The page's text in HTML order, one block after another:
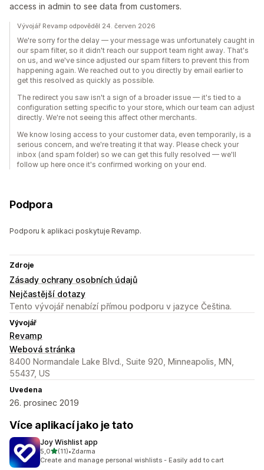
access in admin to see data from customers.
Vývojář Revamp odpověděl 24. červen 2026
We're sorry for the delay — your message was unfortunately caught in
our spam filter, so it didn't reach our support team right away. That's
on us, and we've since adjusted our spam filters to prevent this from
happening again. We reached out to you directly by email earlier to
get this resolved as quickly as possible.
The redirect you saw isn't a sign of a broader issue — it's tied to a
configuration setting specific to your store, which our team can adjust
directly. We're not seeing this affect other merchants.
We know losing access to your customer data, even temporarily, is a
serious concern, and we're treating it that way. Please check your
inbox (and spam folder) so we can get this fully resolved — we'll
follow up here once it's confirmed working on your end.
Podpora
Podporu k aplikaci poskytuje Revamp.
Zdroje
Zásady ochrany osobních údajů
Nejčastější dotazy
Tento vývojář nenabízí přímou podporu v jazyce Čeština.
Vývojář
Revamp
Webová stránka
8400 Normandale Lake Blvd., Suite 920, Minneapolis, MN,
55437, US
Uvedena
26. prosinec 2019
Více aplikací jako je tato
Joy Wishlist app
5,0z 5 hvězd
(11)
Celkový počet recenzí: 11
•Zdarma
Create and manage personal wishlists - Easily add to cart